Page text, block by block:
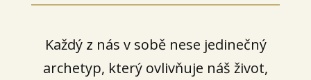
Každý z nás v sobě nese jedinečný
archetyp, který ovlivňuje náš život,